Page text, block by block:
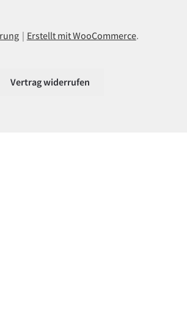
Erstellt mit WooCommerce.
Vertrag widerrufen